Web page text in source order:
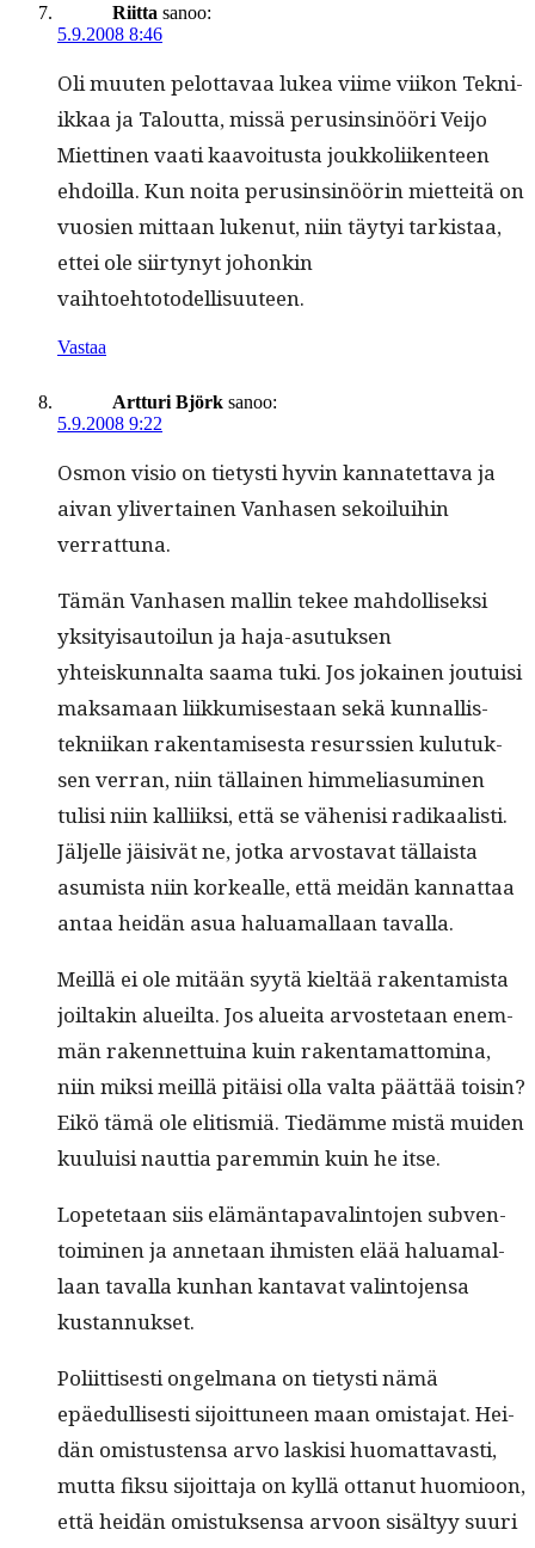
Riitta sanoo:
5.9.2008 8:46
Oli muuten pelot­tavaa lukea viime viikon Tekni­
ikkaa ja Talout­ta, mis­sä perusinsinööri Vei­jo
Miet­ti­nen vaati kaavoitus­ta joukkoli­iken­teen
ehdoil­la. Kun noi­ta perusinsinöörin miet­teitä on
vuosien mit­taan lukenut, niin täy­tyi tark­istaa,
ettei ole siir­tynyt johonkin
vaihtoehtotodellisuuteen.
Vastaa
Artturi Björk sanoo:
5.9.2008 9:22
Osmon visio on tietysti hyvin kan­natet­ta­va ja
aivan yliv­er­tainen Van­hasen sekoilui­hin
verrattuna.
Tämän Van­hasen mallin tekee mah­dol­lisek­si
yksi­ty­isautoilun ja haja-asu­tuk­sen
yhteiskunnal­ta saa­ma tuki. Jos jokainen jou­tu­isi
mak­samaan liikku­mis­es­taan sekä kun­nal­lis­
tekni­ikan rak­en­tamis­es­ta resurssien kulu­tuk­
sen ver­ran, niin täl­lainen him­melia­sum­i­nen
tulisi niin kalli­ik­si, että se vähenisi radikaal­isti.
Jäl­jelle jäi­sivät ne, jot­ka arvosta­vat täl­laista
asum­ista niin korkealle, että mei­dän kan­nat­taa
antaa hei­dän asua halu­a­mal­laan tavalla.
Meil­lä ei ole mitään syytä kieltää rak­en­tamista
joil­takin alueil­ta. Jos aluei­ta arvoste­taan enem­
män raken­net­tuina kuin rak­en­ta­mat­tom­i­na,
niin mik­si meil­lä pitäisi olla val­ta päät­tää toisin?
Eikö tämä ole elit­ismiä. Tiedämme mis­tä muiden
kuu­luisi naut­tia parem­min kuin he itse.
Lopete­taan siis elämän­ta­paval­in­to­jen sub­ven­
toimi­nen ja annetaan ihmis­ten elää halu­a­mal­
laan taval­la kun­han kan­ta­vat val­in­to­jen­sa
kustannukset.
Poli­it­tis­es­ti ongel­mana on tietysti nämä
epäedullis­es­ti sijoit­tuneen maan omis­ta­jat. Hei­
dän omis­tusten­sa arvo lask­isi huo­mat­tavasti,
mut­ta fik­su sijoit­ta­ja on kyl­lä ottanut huomioon,
että hei­dän omis­tuk­sen­sa arvoon sisäl­tyy suuri